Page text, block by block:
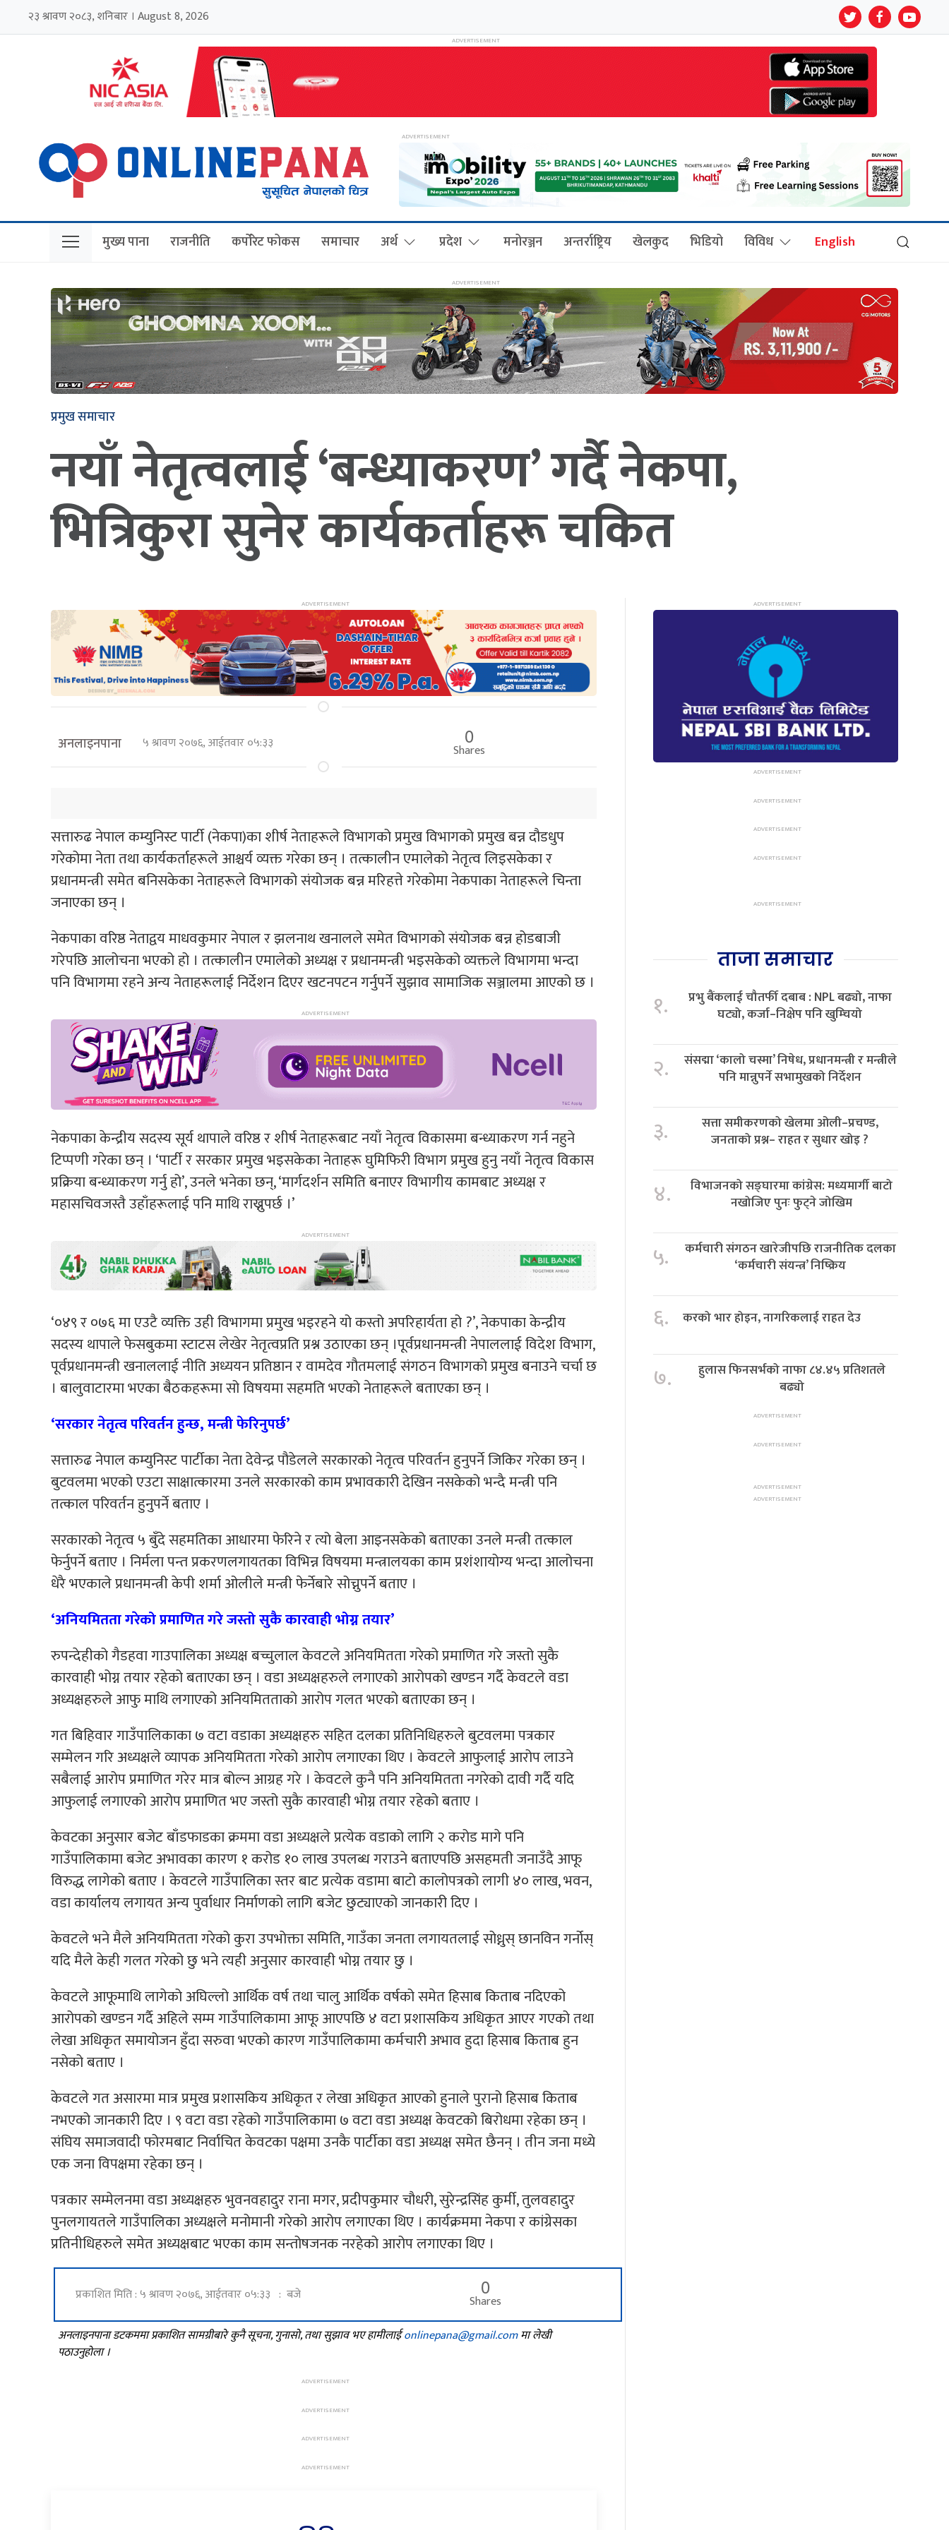
२३ श्रावण २०८३, शनिबार । August 8, 2026
मुख्य पाना राजनीति कर्पोरेट फोकस समाचार अर्थ प्रदेश मनोरञ्जन अन्तर्राष्ट्रिय खेलकुद भिडियो विविध English
प्रमुख समाचार
नयाँ नेतृत्वलाई ‘बन्ध्याकरण’ गर्दै नेकपा,
भित्रिकुरा सुनेर कार्यकर्ताहरू चकित
अनलाइनपाना ५ श्रावण २०७६, आईतवार ०५:३३ 0
Shares
सत्तारुढ नेपाल कम्युनिस्ट पार्टी (नेकपा)का शीर्ष नेताहरूले विभागको प्रमुख विभागको प्रमुख बन्न दौडधुप
गरेकोमा नेता तथा कार्यकर्ताहरूले आश्चर्य व्यक्त गरेका छन् । तत्कालीन एमालेको नेतृत्व लिइसकेका र
प्रधानमन्त्री समेत बनिसकेका नेताहरूले विभागको संयोजक बन्न मरिहत्ते गरेकोमा नेकपाका नेताहरूले चिन्ता
जनाएका छन् ।
नेकपाका वरिष्ठ नेताद्वय माधवकुमार नेपाल र झलनाथ खनालले समेत विभागको संयोजक बन्न होडबाजी
गरेपछि आलोचना भएको हो । तत्कालीन एमालेको अध्यक्ष र प्रधानमन्त्री भइसकेको व्यक्तले विभागमा भन्दा
पनि विभागमा रहने अन्य नेताहरूलाई निर्देशन दिएर खटनपटन गर्नुपर्ने सुझाव सामाजिक सञ्जालमा आएको छ ।
नेकपाका केन्द्रीय सदस्य सूर्य थापाले वरिष्ठ र शीर्ष नेताहरूबाट नयाँ नेतृत्व विकासमा बन्ध्याकरण गर्न नहुने
टिप्पणी गरेका छन् । ‘पार्टी र सरकार प्रमुख भइसकेका नेताहरू घुमिफिरी विभाग प्रमुख हुनु नयाँ नेतृत्व विकास
प्रक्रिया बन्ध्याकरण गर्नु हो’, उनले भनेका छन्, ‘मार्गदर्शन समिति बनाएर विभागीय कामबाट अध्यक्ष र
महासचिवजस्तै उहाँहरूलाई पनि माथि राख्नुपर्छ ।’
‘०४९ र ०७६ मा एउटै व्यक्ति उही विभागमा प्रमुख भइरहने यो कस्तो अपरिहार्यता हो ?’, नेकपाका केन्द्रीय
सदस्य थापाले फेसबुकमा स्टाटस लेखेर नेतृत्वप्रति प्रश्न उठाएका छन् ।पूर्वप्रधानमन्त्री नेपाललाई विदेश विभाग,
पूर्वप्रधानमन्त्री खनाललाई नीति अध्ययन प्रतिष्ठान र वामदेव गौतमलाई संगठन विभागको प्रमुख बनाउने चर्चा छ
। बालुवाटारमा भएका बैठकहरूमा सो विषयमा सहमति भएको नेताहरूले बताएका छन् ।
‘सरकार नेतृत्व परिवर्तन हुन्छ, मन्त्री फेरिनुपर्छ’
सत्तारुढ नेपाल कम्युनिस्ट पार्टीका नेता देवेन्द्र पौडेलले सरकारको नेतृत्व परिवर्तन हुनुपर्ने जिकिर गरेका छन् ।
बुटवलमा भएको एउटा साक्षात्कारमा उनले सरकारको काम प्रभावकारी देखिन नसकेको भन्दै मन्त्री पनि
तत्काल परिवर्तन हुनुपर्ने बताए ।
सरकारको नेतृत्व ५ बुँदे सहमतिका आधारमा फेरिने र त्यो बेला आइनसकेको बताएका उनले मन्त्री तत्काल
फेर्नुपर्ने बताए । निर्मला पन्त प्रकरणलगायतका विभिन्न विषयमा मन्त्रालयका काम प्रशंशायोग्य भन्दा आलोचना
धेरै भएकाले प्रधानमन्त्री केपी शर्मा ओलीले मन्त्री फेर्नेबारे सोच्नुपर्ने बताए ।
‘अनियमितता गरेको प्रमाणित गरे जस्तो सुकै कारवाही भोग्न तयार’
रुपन्देहीको गैडहवा गाउपालिका अध्यक्ष बच्चुलाल केवटले अनियमितता गरेको प्रमाणित गरे जस्तो सुकै
कारवाही भोग्न तयार रहेको बताएका छन् । वडा अध्यक्षहरुले लगाएको आरोपको खण्डन गर्दै केवटले वडा
अध्यक्षहरुले आफु माथि लगाएको अनियमितताको आरोप गलत भएको बताएका छन् ।
गत बिहिवार गाउँपालिकाका ७ वटा वडाका अध्यक्षहरु सहित दलका प्रतिनिधिहरुले बुटवलमा पत्रकार
सम्मेलन गरि अध्यक्षले व्यापक अनियमितता गरेको आरोप लगाएका थिए । केवटले आफुलाई आरोप लाउने
सबैलाई आरोप प्रमाणित गरेर मात्र बोल्न आग्रह गरे । केवटले कुनै पनि अनियमितता नगरेको दावी गर्दै यदि
आफुलाई लगाएको आरोप प्रमाणित भए जस्तो सुकै कारवाही भोग्न तयार रहेको बताए ।
केवटका अनुसार बजेट बाँडफाडका क्रममा वडा अध्यक्षले प्रत्येक वडाको लागि २ करोड मागे पनि
गाउँपालिकामा बजेट अभावका कारण १ करोड १० लाख उपलब्ध गराउने बताएपछि असहमती जनाउँदै आफू
विरुद्ध लागेको बताए । केवटले गाउँपालिका स्तर बाट प्रत्येक वडामा बाटो कालोपत्रको लागी ४० लाख, भवन,
वडा कार्यालय लगायत अन्य पुर्वाधार निर्माणको लागि बजेट छुट्याएको जानकारी दिए ।
केवटले भने मैले अनियमितता गरेको कुरा उपभोक्ता समिति, गाउँका जनता लगायतलाई सोध्नुस् छानविन गर्नोस्
यदि मैले केही गलत गरेको छु भने त्यही अनुसार कारवाही भोग्न तयार छु ।
केवटले आफूमाथि लागेको अघिल्लो आर्थिक वर्ष तथा चालु आर्थिक वर्षको समेत हिसाब किताब नदिएको
आरोपको खण्डन गर्दै अहिले सम्म गाउँपालिकामा आफू आएपछि ४ वटा प्रशासकिय अधिकृत आएर गएको तथा
लेखा अधिकृत समायोजन हुँदा सरुवा भएको कारण गाउँपालिकामा कर्मचारी अभाव हुदा हिसाब किताब हुन
नसेको बताए ।
केवटले गत असारमा मात्र प्रमुख प्रशासकिय अधिकृत र लेखा अधिकृत आएको हुनाले पुरानो हिसाब किताब
नभएको जानकारी दिए । ९ वटा वडा रहेको गाउँपालिकामा ७ वटा वडा अध्यक्ष केवटको बिरोधमा रहेका छन् ।
संघिय समाजवादी फोरमबाट निर्वाचित केवटका पक्षमा उनकै पार्टीका वडा अध्यक्ष समेत छैनन् । तीन जना मध्ये
एक जना विपक्षमा रहेका छन् ।
पत्रकार सम्मेलनमा वडा अध्यक्षहरु भुवनवहादुर राना मगर, प्रदीपकुमार चौधरी, सुरेन्द्रसिंह कुर्मी, तुलवहादुर
पुनलगायतले गाउँपालिका अध्यक्षले मनोमानी गरेको आरोप लगाएका थिए । कार्यक्रममा नेकपा र कांग्रेसका
प्रतिनीधिहरुले समेत अध्यक्षबाट भएका काम सन्तोषजनक नरहेको आरोप लगाएका थिए ।
प्रकाशित मिति : ५ श्रावण २०७६, आईतवार ०५:३३ : बजे 0
Shares
अनलाइनपाना डटकममा प्रकाशित सामग्रीबारे कुनै सूचना, गुनासो, तथा सुझाव भए हामीलाईonlinepana@gmail.comमा लेखी
पठाउनुहोला ।
ताजा समाचार
१.
प्रभु बैंकलाई चौतर्फी दबाब : NPL बढ्यो, नाफा
घट्यो, कर्जा–निक्षेप पनि खुम्चियो
२.
संसद्मा ‘कालो चस्मा’ निषेध, प्रधानमन्त्री र मन्त्रीले
पनि मान्नुपर्ने सभामुखको निर्देशन
३.
सत्ता समीकरणको खेलमा ओली–प्रचण्ड,
जनताको प्रश्न– राहत र सुधार खोइ ?
४.
विभाजनको सङ्घारमा कांग्रेस: मध्यमार्गी बाटो
नखोजिए पुनः फुट्ने जोखिम
५.
कर्मचारी संगठन खारेजीपछि राजनीतिक दलका
‘कर्मचारी संयन्त्र’ निष्क्रिय
६. करको भार होइन, नागरिकलाई राहत देउ
७.
हुलास फिनसर्भको नाफा ८४.४५ प्रतिशतले
बढ्यो